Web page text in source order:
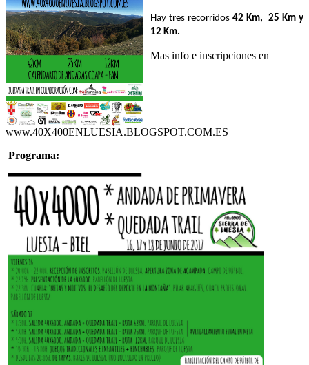
Hay tres recorridos 42 Km, 25 Km y
12 Km.
Mas info e inscripciones en
www.40X400ENLUESIA.BLOGSPOT.COM.ES
Programa: